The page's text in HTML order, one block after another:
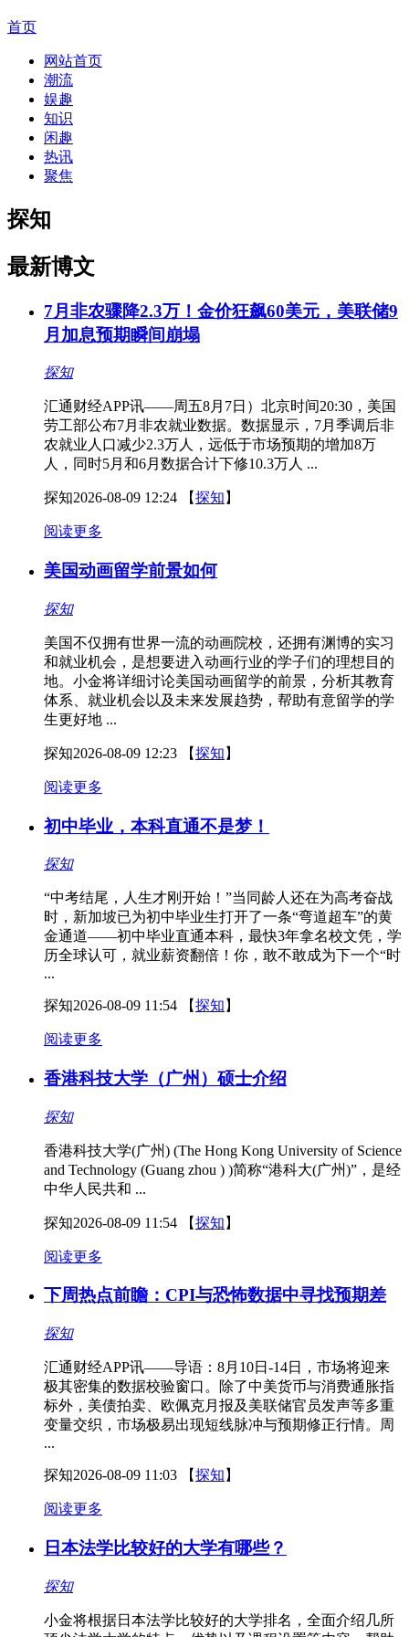
首页
网站首页
潮流
娱趣
知识
闲趣
热讯
聚焦
探知
最新博文
7月非农骤降2.3万！金价狂飙60美元，美联储9
月加息预期瞬间崩塌
探知
汇通财经APP讯——周五8月7日）北京时间20:30，美国
劳工部公布7月非农就业数据。数据显示，7月季调后非
农就业人口减少2.3万人，远低于市场预期的增加8万
人，同时5月和6月数据合计下修10.3万人 ...
探知2026-08-09 12:24 【探知 】
阅读更多
美国动画留学前景如何
探知
美国不仅拥有世界一流的动画院校，还拥有渊博的实习
和就业机会，是想要进入动画行业的学子们的理想目的
地。小金将详细讨论美国动画留学的前景，分析其教育
体系、就业机会以及未来发展趋势，帮助有意留学的学
生更好地 ...
探知2026-08-09 12:23 【探知 】
阅读更多
初中毕业，本科直通不是梦！
探知
“中考结尾，人生才刚开始！”当同龄人还在为高考奋战
时，新加坡已为初中毕业生打开了一条“弯道超车”的黄
金通道——初中毕业直通本科，最快3年拿名校文凭，学
历全球认可，就业薪资翻倍！你，敢不敢成为下一个“时
...
探知2026-08-09 11:54 【探知 】
阅读更多
香港科技大学（广州）硕士介绍
探知
香港科技大学(广州) (The Hong Kong University of Science
and Technology (Guang zhou ) )简称“港科大(广州)”，是经
中华人民共和 ...
探知2026-08-09 11:54 【探知 】
阅读更多
下周热点前瞻：CPI与恐怖数据中寻找预期差
探知
汇通财经APP讯——导语：8月10日-14日，市场将迎来
极其密集的数据校验窗口。除了中美货币与消费通胀指
标外，美债拍卖、欧佩克月报及美联储官员发声等多重
变量交织，市场极易出现短线脉冲与预期修正行情。周
...
探知2026-08-09 11:03 【探知 】
阅读更多
日本法学比较好的大学有哪些？
探知
小金将根据日本法学比较好的大学排名，全面介绍几所